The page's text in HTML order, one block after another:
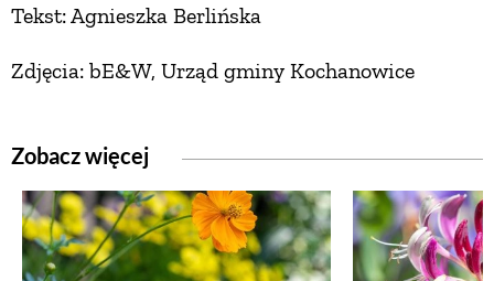
Tekst: Agnieszka Berlińska
Zdjęcia: bE&W, Urząd gminy Kochanowice
Zobacz więcej
ZUPY
DANIA GŁÓWNE
CIASTA I DESERY
DODATKI